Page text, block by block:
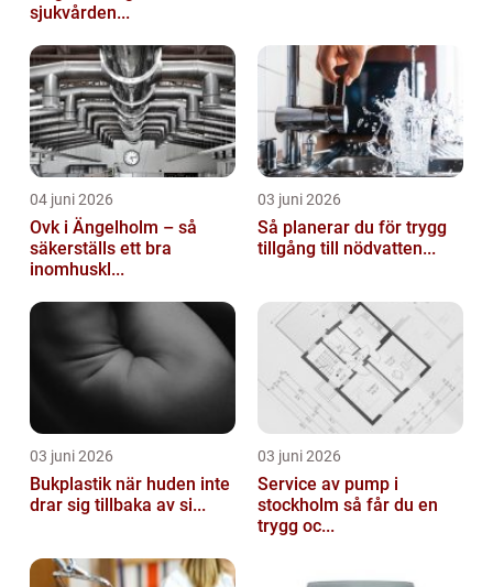
sjukvården...
04 juni 2026
Ovk i Ängelholm – så
säkerställs ett bra
inomhuskl...
03 juni 2026
Så planerar du för trygg
tillgång till nödvatten...
03 juni 2026
Bukplastik när huden inte
drar sig tillbaka av si...
03 juni 2026
Service av pump i
stockholm så får du en
trygg oc...